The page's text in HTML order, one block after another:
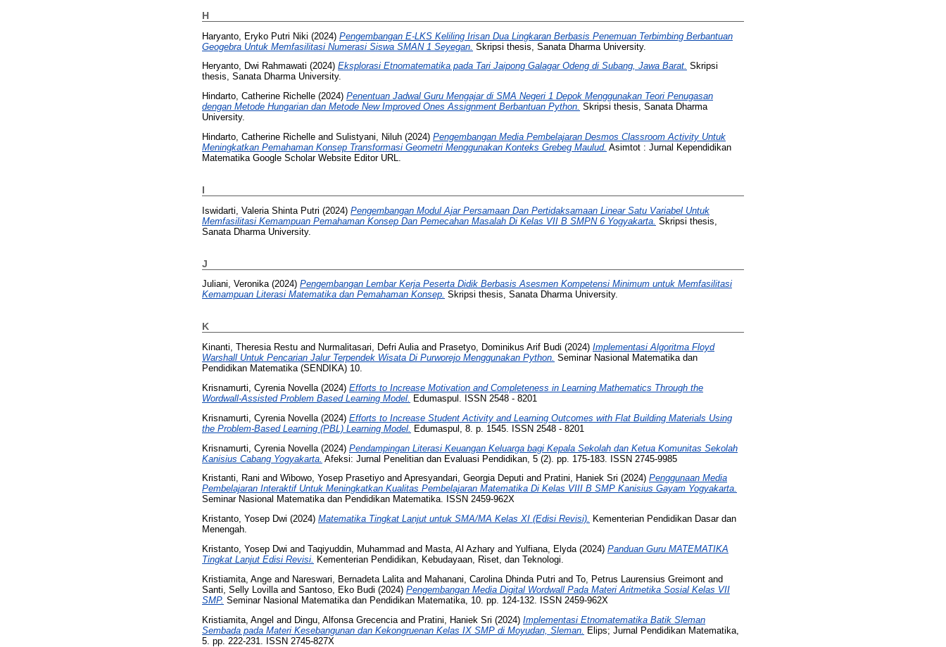
H
Haryanto, Eryko Putri Niki (2024) Pengembangan E-LKS Keliling Irisan Dua Lingkaran Berbasis Penemuan Terbimbing Berbantuan
Geogebra Untuk Memfasilitasi Numerasi Siswa SMAN 1 Seyegan. Skripsi thesis, Sanata Dharma University.
Heryanto, Dwi Rahmawati (2024) Eksplorasi Etnomatematika pada Tari Jaipong Galagar Odeng di Subang, Jawa Barat. Skripsi
thesis, Sanata Dharma University.
Hindarto, Catherine Richelle (2024) Penentuan Jadwal Guru Mengajar di SMA Negeri 1 Depok Menggunakan Teori Penugasan
dengan Metode Hungarian dan Metode New Improved Ones Assignment Berbantuan Python. Skripsi thesis, Sanata Dharma
University.
Hindarto, Catherine Richelle and Sulistyani, Niluh (2024) Pengembangan Media Pembelajaran Desmos Classroom Activity Untuk
Meningkatkan Pemahaman Konsep Transformasi Geometri Menggunakan Konteks Grebeg Maulud. Asimtot : Jurnal Kependidikan
Matematika Google Scholar Website Editor URL.
I
Iswidarti, Valeria Shinta Putri (2024) Pengembangan Modul Ajar Persamaan Dan Pertidaksamaan Linear Satu Variabel Untuk
Memfasilitasi Kemampuan Pemahaman Konsep Dan Pemecahan Masalah Di Kelas VII B SMPN 6 Yogyakarta. Skripsi thesis,
Sanata Dharma University.
J
Juliani, Veronika(2024) Pengembangan Lembar Kerja Peserta Didik Berbasis Asesmen Kompetensi Minimum untuk Memfasilitasi
Kemampuan Literasi Matematika dan Pemahaman Konsep. Skripsi thesis, Sanata Dharma University.
K
Kinanti, Theresia Restu and Nurmalitasari, Defri Auliaand Prasetyo, Dominikus Arif Budi (2024) Implementasi Algoritma Floyd
Warshall Untuk Pencarian Jalur Terpendek Wisata Di Purworejo Menggunakan Python. Seminar Nasional Matematika dan
Pendidikan Matematika (SENDIKA) 10.
Krisnamurti, Cyrenia Novella(2024) Efforts to Increase Motivation and Completeness in Learning Mathematics Through the
Wordwall-Assisted Problem Based Learning Model. Edumaspul. ISSN 2548 - 8201
Krisnamurti, Cyrenia Novella (2024) Efforts to Increase Student Activity and Learning Outcomes with Flat Building Materials Using
the Problem-Based Learning (PBL) Learning Model.
Edumaspul, 8. p. 1545. ISSN 2548 - 8201
Krisnamurti, Cyrenia Novella (2024) Pendampingan Literasi Keuangan Keluarga bagi Kepala Sekolah dan Ketua Komunitas Sekolah
Kanisius Cabang Yogyakarta. Afeksi: Jurnal Penelitian dan Evaluasi Pendidikan, 5 (2). pp. 175-183. ISSN 2745-9985
Kristanti, Rani and Wibowo, Yosep Prasetiyo and Apresyandari, Georgia Deputi and Pratini, Haniek Sri (2024) Penggunaan Media
Pembelajaran Interaktif Untuk Meningkatkan Kualitas Pembelajaran Matematika Di Kelas VIII B SMP Kanisius Gayam Yogyakarta.
Seminar Nasional Matematika dan Pendidikan Matematika. ISSN 2459-962X
Kristanto, Yosep Dwi (2024) Matematika Tingkat Lanjut untuk SMA/MA Kelas XI (Edisi Revisi). Kementerian Pendidikan Dasar dan
Menengah.
Kristanto, Yosep Dwi and Taqiyuddin, Muhammad and Masta, Al Azhary and Yulfiana, Elyda(2024) Panduan Guru MATEMATIKA
Tingkat Lanjut Edisi Revisi. Kementerian Pendidikan, Kebudayaan, Riset, dan Teknologi.
Kristiamita, Ange and Nareswari, Bernadeta Lalita and Mahanani, Carolina Dhinda Putri and To, Petrus Laurensius Greimont and
Santi, Selly Lovilla and Santoso, Eko Budi (2024) Pengembangan Media Digital Wordwall Pada Materi Aritmetika Sosial Kelas VII
SMP. Seminar Nasional Matematika dan Pendidikan Matematika, 10. pp. 124-132. ISSN 2459-962X
Kristiamita, Angel and Dingu, Alfonsa Grecencia and Pratini, Haniek Sri (2024) Implementasi Etnomatematika Batik Sleman
Sembada pada Materi Kesebangunan dan Kekongruenan Kelas IX SMP di Moyudan, Sleman. Elips; Jurnal Pendidikan Matematika,
5. pp. 222-231. ISSN 2745-827X